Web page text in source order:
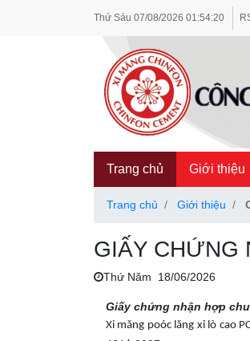
Thứ Sáu 07/08/2026 01:54:20
Trang chủ Giới thiệu
Trang chủ Giới thiệu
GIẤY CHỨNG
Thứ Năm 18/06/2026
Giấy chứng nhận hợp
Xi măng poóc lăng xỉ lò cao